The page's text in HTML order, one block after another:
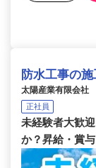
防水工事の
太陽産業有限会社
正社員
未経験者大歓
か？昇給・賞